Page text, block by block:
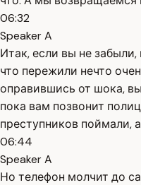
06:32
Speaker A
Итак, если вы не
что пережили нечто
оправившись от шока,
пока вам позвонит
преступников поймали,
06:44
Speaker A
Но телефон молчит до